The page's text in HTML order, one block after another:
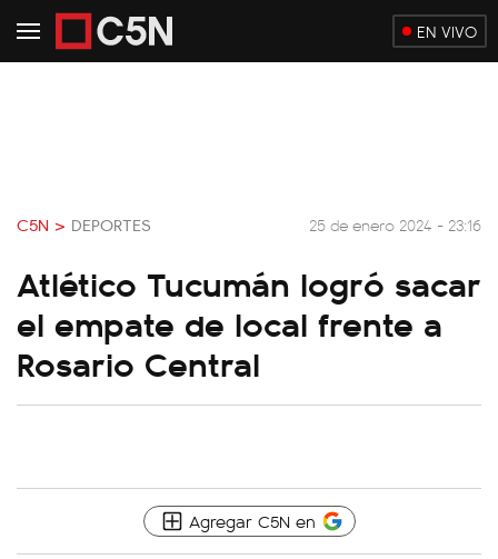
EN VIVO
C5N > DEPORTES 25 de enero 2024 - 23:16
Atlético Tucumán logró sacar
el empate de local frente a
Rosario Central
Agregar C5N en